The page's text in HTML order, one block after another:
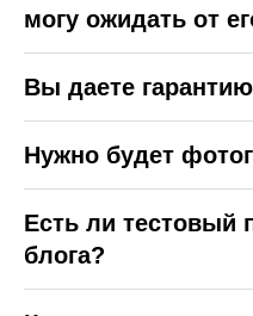
могу ожидать от
Вы даете
Нужно будет
Есть ли тестовый
блога?